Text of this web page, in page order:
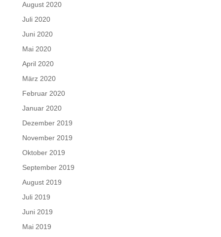
August 2020
Juli 2020
Juni 2020
Mai 2020
April 2020
März 2020
Februar 2020
Januar 2020
Dezember 2019
November 2019
Oktober 2019
September 2019
August 2019
Juli 2019
Juni 2019
Mai 2019